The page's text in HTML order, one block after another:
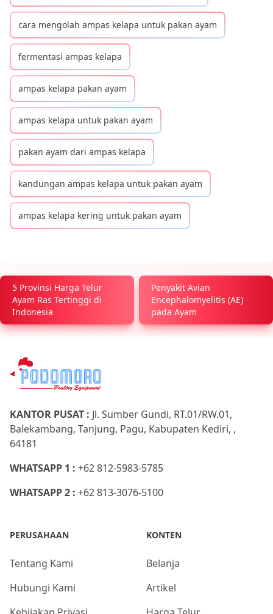
cara mengolah ampas kelapa untuk pakan ayam
fermentasi ampas kelapa
ampas kelapa pakan ayam
ampas kelapa untuk pakan ayam
pakan ayam dari ampas kelapa
kandungan ampas kelapa untuk pakan ayam
ampas kelapa kering untuk pakan ayam
5 Provinsi Harga Telur
Ayam Ras Tertinggi di
Indonesia
Penyakit Avian
Encephalomyelitis (AE)
pada Ayam
KANTOR PUSAT : Jl. Sumber Gundi, RT.01/RW.01,
Balekambang, Tanjung, Pagu, Kabupaten Kediri, ,
64181
WHATSAPP 1 : +62 812-5983-5785
WHATSAPP 2 : +62 813-3076-5100
PERUSAHAAN
Tentang Kami
Hubungi Kami
KONTEN
Belanja
Artikel